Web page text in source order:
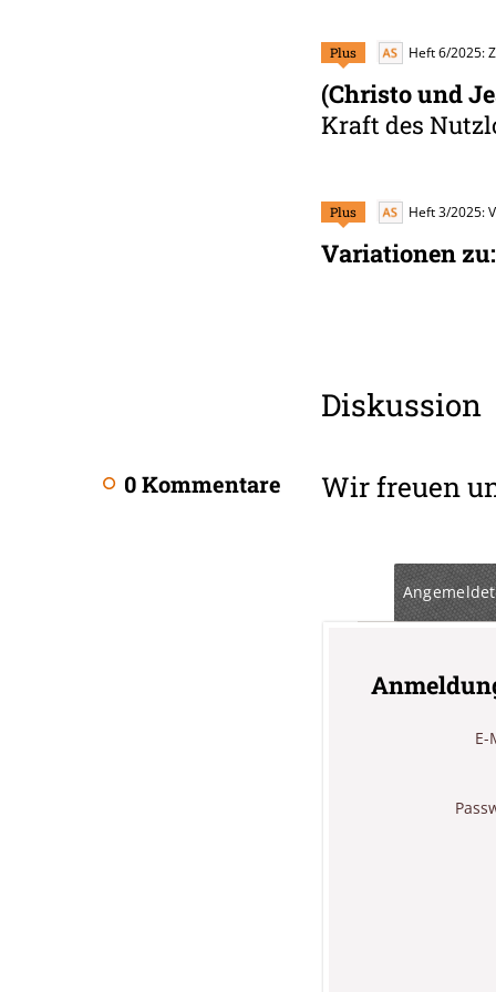
Plus Heft 6/2025:
(Christo und
Kraft des
Plus Heft 3/2025:
Variationen
Diskussion
0 Kommentare Wir freuen